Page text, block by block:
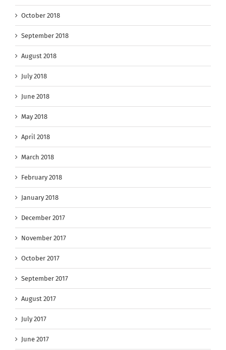
October 2018
September 2018
August 2018
July 2018
June 2018
May 2018
April 2018
March 2018
February 2018
January 2018
December 2017
November 2017
October 2017
September 2017
August 2017
July 2017
June 2017